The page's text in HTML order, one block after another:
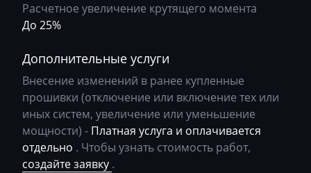
Buhler
BYD
Cadillac
Camc
Case
Caterpillar
Расчетное увеличение крутящего момента
До 25%
Дополнительные услуги
Внесение изменений в ранее купленные
прошивки (отключение или включение тех или
иных систем, увеличение или уменьшение
мощности) - Платная услуга и оплачивается
отдельно . Чтобы узнать стоимость работ,
создайте заявку .